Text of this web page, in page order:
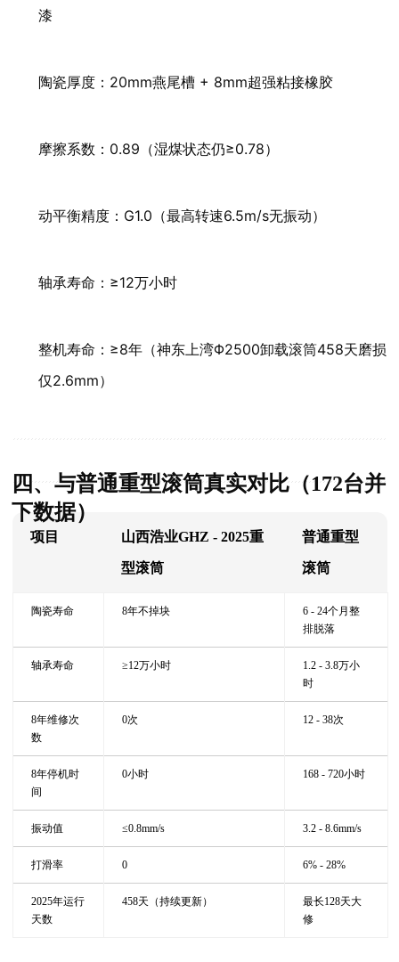
漆
陶瓷厚度：20mm燕尾槽 + 8mm超强粘接橡胶
摩擦系数：0.89（湿煤状态仍≥0.78）
动平衡精度：G1.0（最高转速6.5m/s无振动）
轴承寿命：≥12万小时
整机寿命：≥8年（神东上湾Φ2500卸载滚筒458天磨损
仅2.6mm）
四、与普通重型滚筒真实对比（172台并
下数据）
项目 山西浩业GHZ - 2025重
型滚筒
普通重型
滚筒
陶瓷寿命 8年不掉块
6 - 24个月整
排脱落
轴承寿命 ≥12万小时
1.2 - 3.8万小
时
8年维修次
数
0次 12 - 38次
8年停机时
间
0小时 168 - 720小时
振动值 ≤0.8mm/s 3.2 - 8.6mm/s
打滑率 0 6% - 28%
2025年运行
天数
458天（持续更新）
最长128天大
修